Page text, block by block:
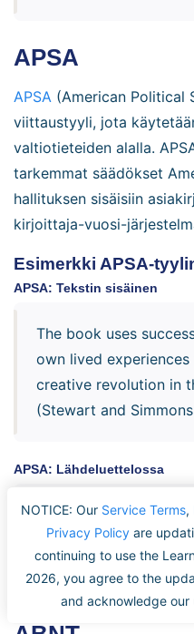
NOTICE: Our Service Terms,
Privacy Policyare
continuing to use the
2026, you agree to the
and acknowledge
APSA
APSA (American Political
viittaustyyli, jota
valtiotieteiden alalla.
tarkemmat säädökset
hallituksen sisäisiin
kirjoittaja-vuosi-
Esimerkki APSA-
APSA: Tekstin sisäinen
The book uses
own lived
creative revolution in
(Stewart and
APSA: Lähdeluettelossa
Stewart, Dave, and
Business
Commerce Collide.